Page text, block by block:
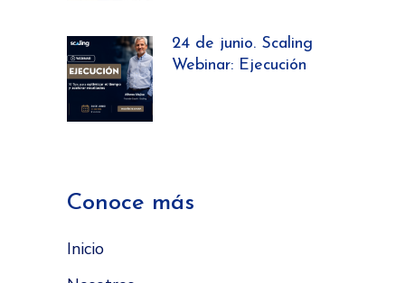
24 de junio. Scaling
Webinar: Ejecución
Conoce más
Inicio